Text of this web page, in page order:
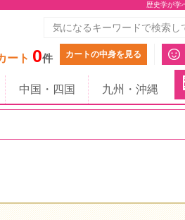
歴史学が学
ート 0件 カートの中身を見る
中国・四国 九州・沖縄